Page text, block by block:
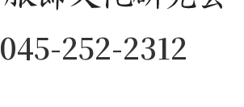
045-252-2312